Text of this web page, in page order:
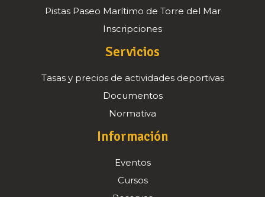
Pistas Paseo Marítimo de Torre del Mar
Inscripciones
Servicios
Tasas y precios de actividades deportivas
Documentos
Normativa
Información
Eventos
Cursos